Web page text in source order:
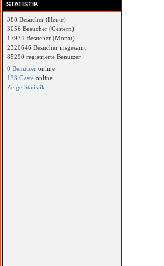
STATISTIK
388 Besucher (Heute)
3056 Besucher (Gestern)
17934 Besucher (Monat)
2320646 Besucher insgesamt
85290 registrierte Benutzer
0 Benutzer online
133 Gäste online
Zeige Statistik